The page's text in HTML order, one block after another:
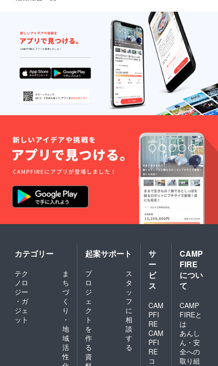
カテゴリー
テク
ノロ
ジー
・ガ
ジェ
ット
ま
ち
づ
く
り
・
地
域
活
性
起案サポート
プ
ロ
ジ
ェ
ク
ト
を
作
る
ス
タ
ッ
フ
に
相
談
す
る
資
サ
ー
ビ
ス
CAM
PFI
RE
CAM
PFI
RE
コ
CAMP
FIRE
につい
て
CAMP
FIREと
は
あんし
ん・安
全への
取り組